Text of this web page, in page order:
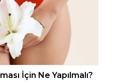
İçin Ne Yapılmalı?